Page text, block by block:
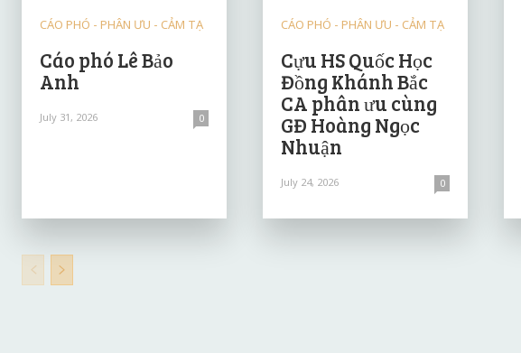
CÁO PHÓ - PHÂN ƯU - CẢM TẠ
Cáo phó Lê Bảo
Anh
July 31, 2026 0
CÁO PHÓ - PHÂN ƯU - CẢM TẠ
Cựu HS Quốc Học
Đồng Khánh Bắc
CA phân ưu cùng
GĐ Hoàng Ngọc
Nhuận
July 24, 2026 0